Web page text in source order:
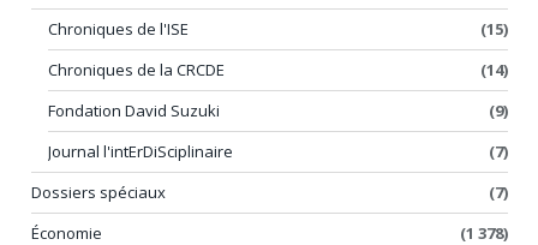
Chroniques de l'ISE
(15)
Chroniques de la CRCDE
(14)
Fondation David Suzuki
(9)
Journal l'intErDiSciplinaire
(7)
Dossiers spéciaux
(7)
Économie
(1 378)